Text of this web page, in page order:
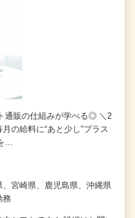
通販の仕組みが学べる◎ ＼2
の給料に“あと少し”プラス
…
宮崎県、鹿児島県、沖縄県
務